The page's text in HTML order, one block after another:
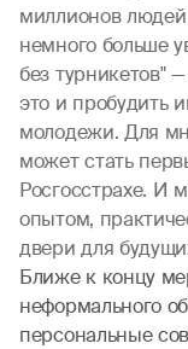
миллионов
немного больше
без турникетов"
это и пробудить
молодежи. Для
может стать
Росгосстрахе. И
опытом,
двери для
Ближе к концу
неформального
персональные